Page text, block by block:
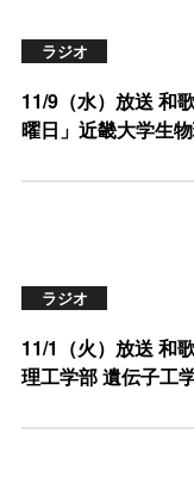
ラジオ
11/9（水）放送 和
曜日」近畿大学生
ラジオ
11/1（火）放送 和
理工学部 遺伝子工